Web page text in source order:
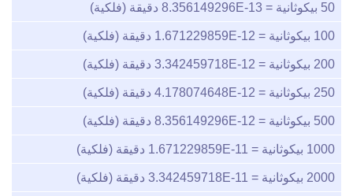
50 بيكوثانية = 8.356149296E-13 دقيقة (فلكية)
100 بيكوثانية = 1.671229859E-12 دقيقة (فلكية)
200 بيكوثانية = 3.342459718E-12 دقيقة (فلكية)
250 بيكوثانية = 4.178074648E-12 دقيقة (فلكية)
500 بيكوثانية = 8.356149296E-12 دقيقة (فلكية)
1000 بيكوثانية = 1.671229859E-11 دقيقة (فلكية)
2000 بيكوثانية = 3.342459718E-11 دقيقة (فلكية)